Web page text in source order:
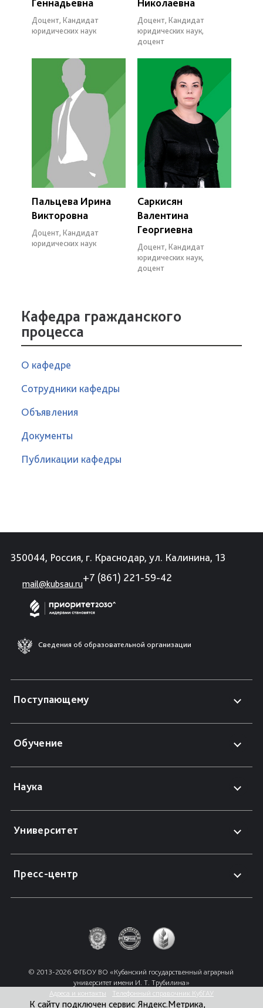
Геннадьевна
Доцент, Кандидат
юридических наук
Николаевна
Доцент, Кандидат
юридических наук,
доцент
Пальцева Ирина
Викторовна
Доцент, Кандидат
юридических наук
Саркисян
Валентина
Георгиевна
Доцент, Кандидат
юридических наук,
доцент
Кафедра гражданского
процесса
О кафедре
Сотрудники кафедры
Объявления
Документы
Публикации кафедры
350044, Россия, г. Краснодар, ул. Калинина, 13
mail@kubsau.ru
+7 (861) 221-59-42
Сведения об образовательной организации
Поступающему
Обучение
Наука
Университет
Пресс-центр
© 2013-2026 ФГБОУ ВО «Кубанский государственный аграрный
университет имени И. Т. Трубилина»
Адреса и контакты
Телефонный справочник КубГАУ
К сайту подключен сервис Яндекс.Метрика,